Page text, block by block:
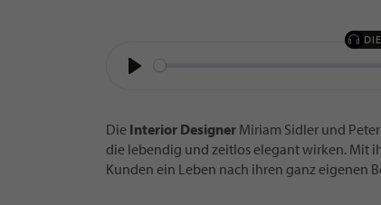
Die Interior Designer Miriam Sidler und
die lebendig und zeitlos elegant wirken. Mit
Kunden ein Leben nach ihren ganz eigenen